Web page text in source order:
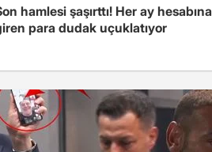
hamlesi şaşırttı! Her ay hesabına
para dudak uçuklatıyor